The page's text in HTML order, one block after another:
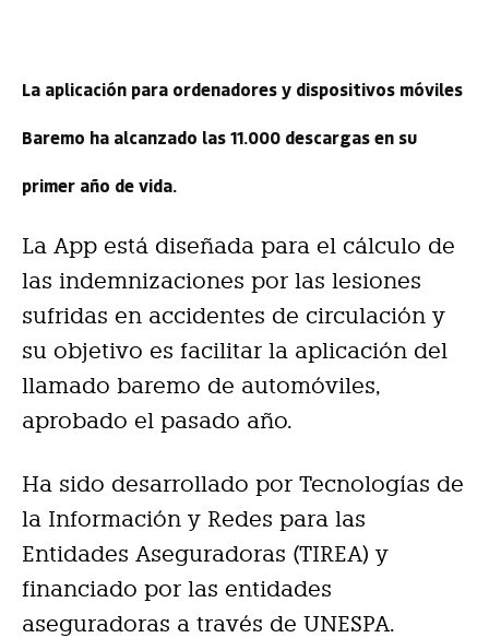
La aplicación para ordenadores y dispositivos móviles
Baremo ha alcanzado las 11.000 descargas en su
primer año de vida.
La App está diseñada para el cálculo de
las indemnizaciones por las lesiones
sufridas en accidentes de circulación y
su objetivo es facilitar la aplicación del
llamado baremo de automóviles,
aprobado el pasado año.
Ha sido desarrollado por Tecnologías de
la Información y Redes para las
Entidades Aseguradoras (TIREA) y
financiado por las entidades
aseguradoras a través de UNESPA.